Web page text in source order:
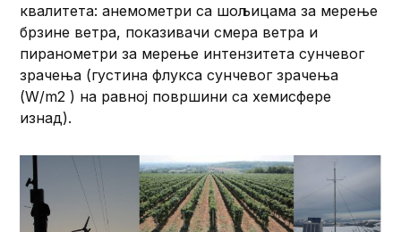
квалитета: анемометри са шољицама за мерење
брзине ветра, показивачи смера ветра и
пиранометри за мерење интензитета сунчевог
зрачења (густина флукса сунчевог зрачења
(W/m2 ) на равној површини са хемисфере
изнад).